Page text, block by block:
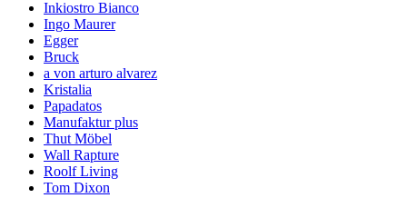
Inkiostro Bianco
Ingo Maurer
Egger
Bruck
a von arturo alvarez
Kristalia
Papadatos
Manufaktur plus
Thut Möbel
Wall Rapture
Roolf Living
Tom Dixon